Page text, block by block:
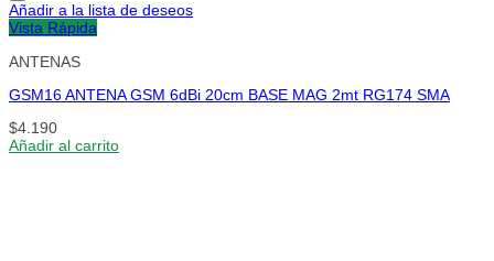
Añadir a la lista de deseos
Vista Rápida
ANTENAS
GSM16 ANTENA GSM 6dBi 20cm BASE MAG 2mt RG174 SMA
$4.190
Añadir al carrito